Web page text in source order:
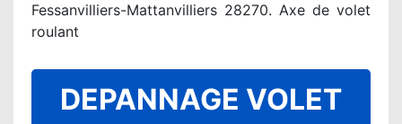
Fessanvilliers-Mattanvilliers 28270. Axe de volet
roulant
DEPANNAGE VOLET